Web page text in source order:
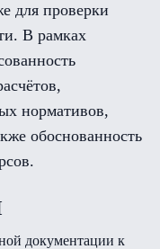
для проверки
В рамках
нормативов,
обоснованность
документации к